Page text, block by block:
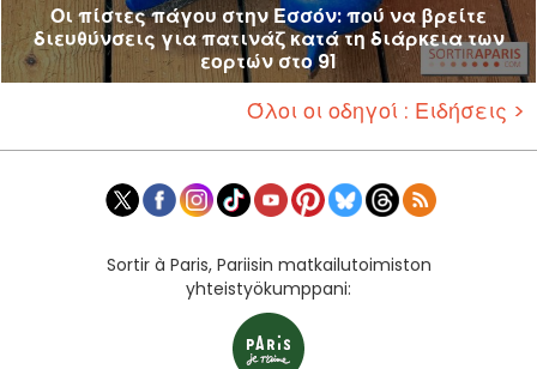
Οι πίστες πάγου στην Εσσόν: πού να βρείτε
διευθύνσεις για πατινάζ κατά τη διάρκεια των
εορτών στο 91
Όλοι οι οδηγοί : Ειδήσεις >
Sortir à Paris, Pariisin matkailutoimiston
yhteistyökumppani: